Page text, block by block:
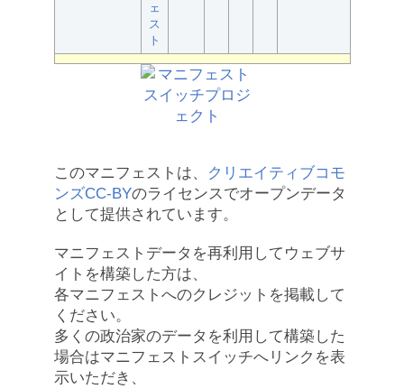
ェ
ス
ト
このマニフェストは、
クリエイティブコモ
ンズCC-BYのライセンスでオープンデータ
として提供されています。
マニフェストデータを再利用してウェブサ
イトを構築した方は、
各マニフェストへのクレジットを掲載して
ください。
多くの政治家のデータを利用して構築した
場合はマニフェストスイッチへリンクを表
示いただき、